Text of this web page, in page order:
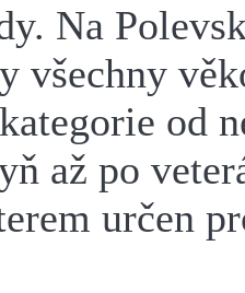
Na
všechny
od
až po
určen